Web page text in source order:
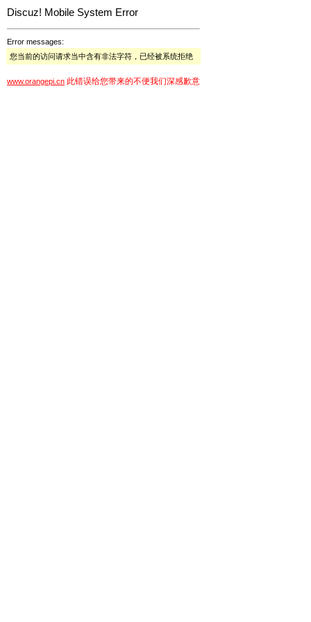
Discuz! Mobile System Error
Error messages:
您当前的访问请求当中含有非法字符，已经被系统拒绝
www.orangepi.cn 此错误给您带来的不便我们深感歉意